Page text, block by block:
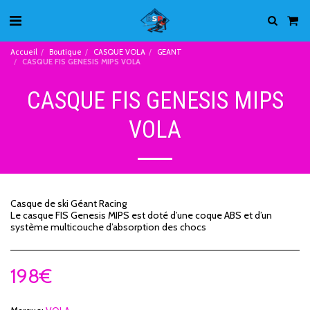
Accueil Boutique CASQUE VOLA
GEANT
CASQUE FIS GENESIS MIPS VOLA
CASQUE FIS GENESIS MIPS
VOLA
Casque de ski Géant Racing
Le casque FIS Genesis MIPS est doté d’une coque ABS et d’un
système multicouche d’absorption des chocs
198€